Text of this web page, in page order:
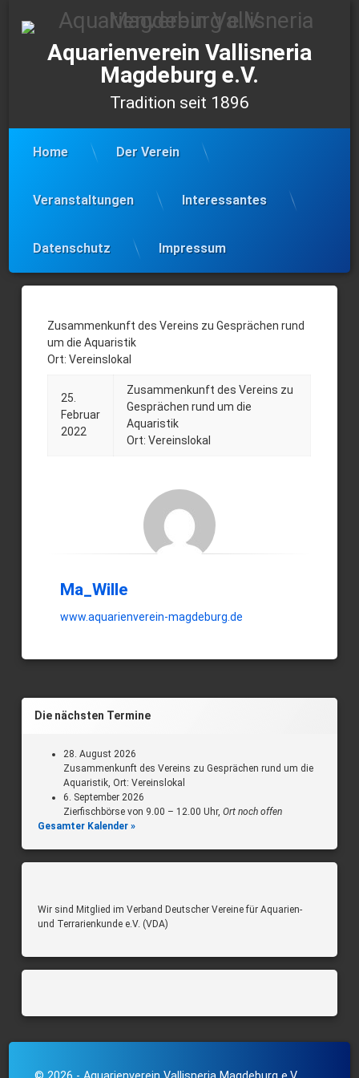
Aquarienverein Vallisneria
Magdeburg e.V.
Tradition seit 1896
Home Der Verein
Veranstaltungen Interessantes
Datenschutz Impressum
Aquaristische
Plauderei
Posted on 25. Februar 2022
Updated on 25. Mai 2022
Ma_Wille
Zusammenkunft des Vereins zu Gesprächen rund
um die Aquaristik
Ort: Vereinslokal
25.
Februar
2022
Zusammenkunft des Vereins zu
Gesprächen rund um die
Aquaristik
Ort: Vereinslokal
Ma_Wille
www.aquarienverein-magdeburg.de
Die nächsten Termine
28. August 2026
Zusammenkunft des Vereins zu Gesprächen rund um die
Aquaristik, Ort: Vereinslokal
6. September 2026
Zierfischbörse von 9.00 – 12.00 Uhr,Ort noch offen
Gesamter Kalender »
Wir sind Mitglied im Verband Deutscher Vereine für Aquarien-
und Terrarienkunde e.V. (VDA)